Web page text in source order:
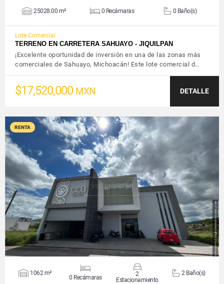
25028.00 m² 0 Recámaras 0 Baño(s)
Lote Comercial
TERRENO EN CARRETERA SAHUAYO - JIQUILPAN
¡Excelente oportunidad de inversión en una de las zonas más
comerciales de Sahuayo, Michoacán! Este lote comercial d…
$17,520,000 MXN DETALLE
RENTA
VER DETALLES
1062 m²
0 Recámaras
2
Estacionamiento
2 Baño(s)